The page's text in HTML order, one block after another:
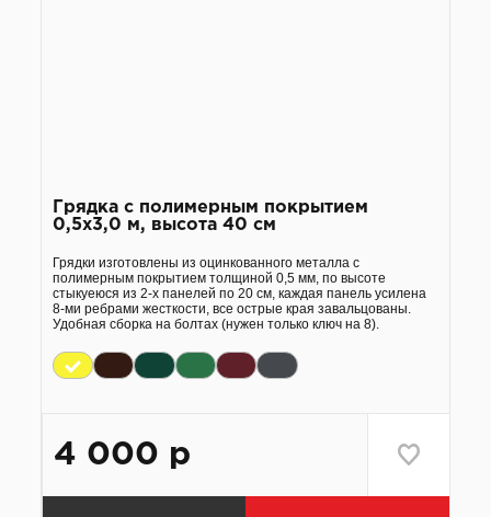
Грядка с полимерным покрытием
0,5х3,0 м, высота 40 см
Грядки изготовлены из оцинкованного металла с
полимерным покрытием толщиной 0,5 мм, по высоте
стыкуеюся из 2-х панелей по 20 см, каждая панель усилена
8-ми ребрами жесткости, все острые края завальцованы.
Удобная сборка на болтах (нужен только ключ на 8).
4 000 р